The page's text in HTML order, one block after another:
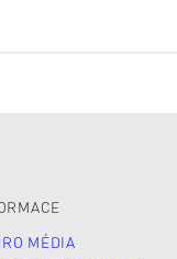
MÉDIA